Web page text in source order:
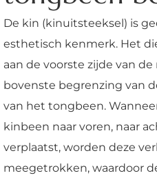
De kin (kinuitsteeksel) is
esthetisch kenmerk. Het
aan de voorste zijde van
bovenste begrenzing van
van het tongbeen.
kinbeen naar voren, naar
verplaatst, worden deze
meegetrokken, waardoor